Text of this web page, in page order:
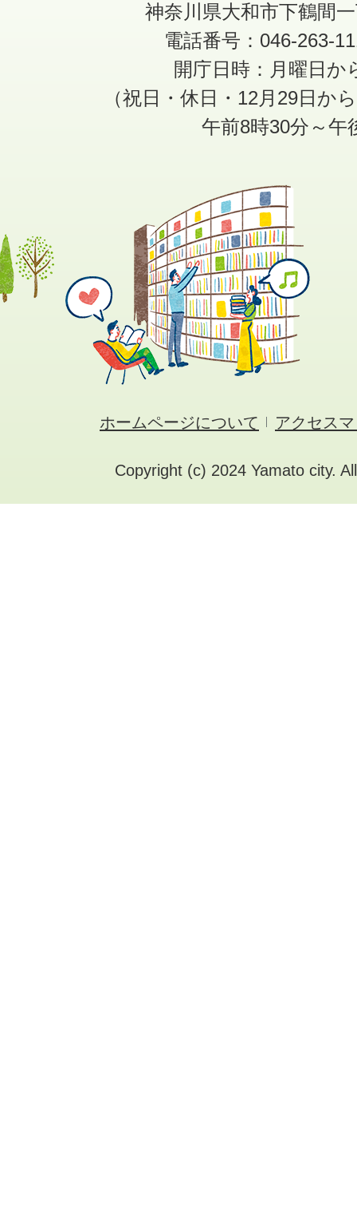
神奈川県大和市下鶴間
電話番号：046-263-
開庁日時：月曜日か
（祝日・休日・12月29日か
午前8時30分～午
ホームページについて アクセス
Copyright (c) 2024 Yamato city.